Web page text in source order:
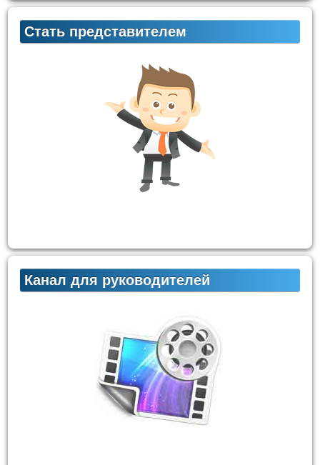
Стать представителем
Канал для руководителей